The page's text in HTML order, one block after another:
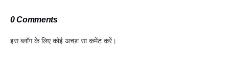
0 Comments
इस ब्लॉग के लिए कोई अच्छा सा कमेंट करें।